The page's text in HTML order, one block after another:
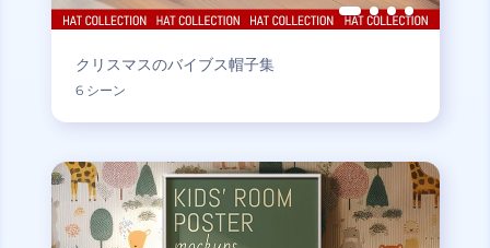
クリスマスのバイブス帽子集
6 シーン